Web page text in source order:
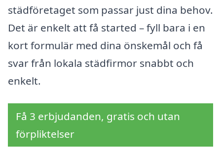
städföretaget som passar just dina behov.
Det är enkelt att få started – fyll bara i en
kort formulär med dina önskemål och få
svar från lokala städfirmor snabbt och
enkelt.
Få 3 erbjudanden, gratis och utan
förpliktelser